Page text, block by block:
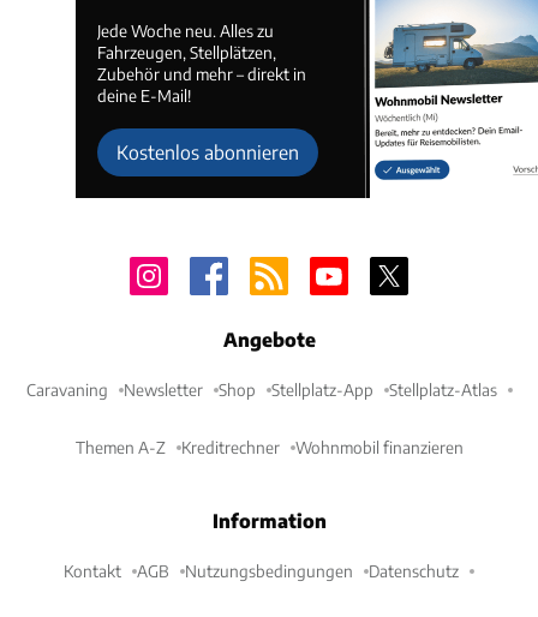
Jede Woche neu. Alles zu
Fahrzeugen, Stellplätzen,
Zubehör und mehr – direkt in
deine E-Mail!
Kostenlos abonnieren
Angebote
Caravaning Newsletter Shop Stellplatz-App Stellplatz-Atlas
Themen A-Z Kreditrechner Wohnmobil finanzieren
Information
Kontakt AGB Nutzungsbedingungen Datenschutz